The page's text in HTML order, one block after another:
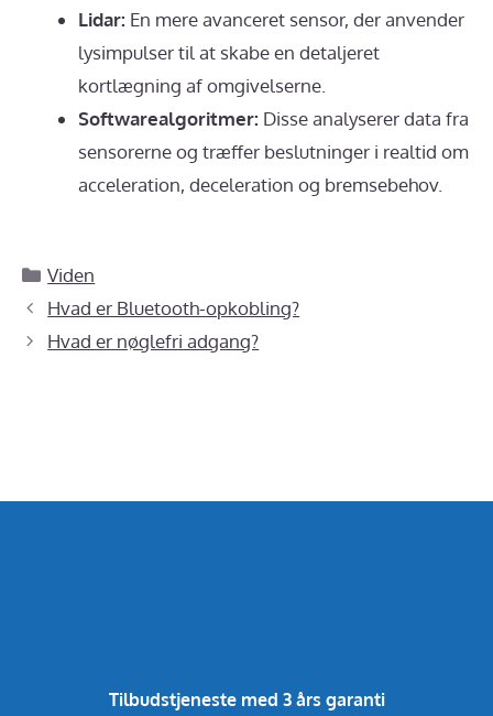
Lidar: En mere avanceret sensor, der anvender
lysimpulser til at skabe en detaljeret
kortlægning af omgivelserne.
Softwarealgoritmer: Disse analyserer data fra
sensorerne og træffer beslutninger i realtid om
acceleration, deceleration og bremsebehov.
Kategorier
Viden
Hvad er Bluetooth-opkobling?
Hvad er nøglefri adgang?
Tilbudstjeneste med 3 års garanti